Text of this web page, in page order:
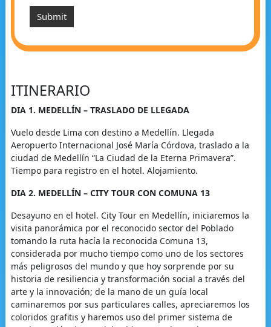
ITINERARIO
DIA 1. MEDELLÍN – TRASLADO DE LLEGADA
Vuelo desde Lima con destino a Medellín. Llegada
Aeropuerto Internacional José María Córdova, traslado a la
ciudad de Medellín “La Ciudad de la Eterna Primavera”.
Tiempo para registro en el hotel. Alojamiento.
DIA 2. MEDELLÍN – CITY TOUR CON COMUNA 13
Desayuno en el hotel. City Tour en Medellín, iniciaremos la
visita panorámica por el reconocido sector del Poblado
tomando la ruta hacía la reconocida Comuna 13,
considerada por mucho tiempo como uno de los sectores
más peligrosos del mundo y que hoy sorprende por su
historia de resiliencia y transformación social a través del
arte y la innovación; de la mano de un guía local
caminaremos por sus particulares calles, apreciaremos los
coloridos grafitis y haremos uso del primer sistema de